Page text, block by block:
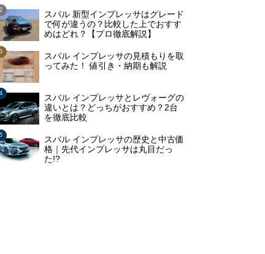
スバル 新型インプレッサはグレード
で何が違うの？比較した上でおすす
めはどれ？【プロ徹底解説】
スバル インプレッサの見積もりを取
ってみた！ 値引き・納期も解説
スバル インプレッサとレヴォーグの
違いとは？どっちがおすすめ？2台
を徹底比較
スバル インプレッサの歴史と中古価
格｜先代インプレッサは丸目だっ
た!?